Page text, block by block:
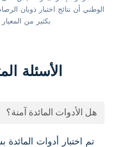
الوطني أن نتائج اختبار ذوبان
بكثير من
الأسئلة
هل الأدوات المائدة آمنة؟
تم اختبار أدوات